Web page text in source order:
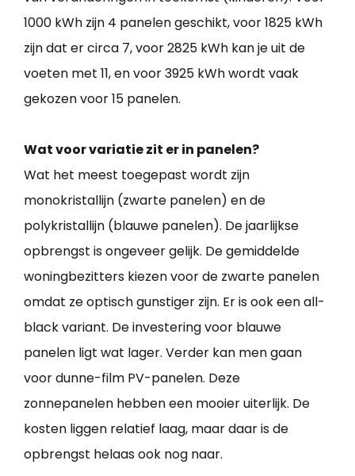
1000 kWh zijn 4 panelen geschikt, voor 1825 kWh
zijn dat er circa 7, voor 2825 kWh kan je uit de
voeten met 11, en voor 3925 kWh wordt vaak
gekozen voor 15 panelen.
Wat voor variatie zit er in panelen?
Wat het meest toegepast wordt zijn
monokristallijn (zwarte panelen) en de
polykristallijn (blauwe panelen). De jaarlijkse
opbrengst is ongeveer gelijk. De gemiddelde
woningbezitters kiezen voor de zwarte panelen
omdat ze optisch gunstiger zijn. Er is ook een all-
black variant. De investering voor blauwe
panelen ligt wat lager. Verder kan men gaan
voor dunne-film PV-panelen. Deze
zonnepanelen hebben een mooier uiterlijk. De
kosten liggen relatief laag, maar daar is de
opbrengst helaas ook nog naar.